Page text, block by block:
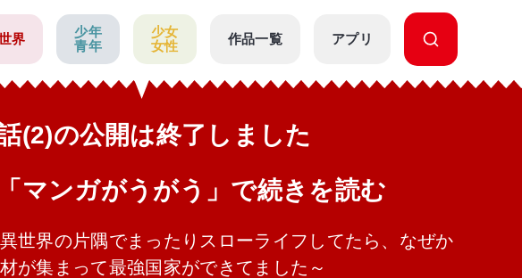
界
少年
青年
少女
女性
作品一覧 アプリ
(2)の公開は終了しました
マンガがうがう」で続きを読む
世界の片隅でまったりスローライフしてたら、なぜか
が集まって最強国家ができてました～